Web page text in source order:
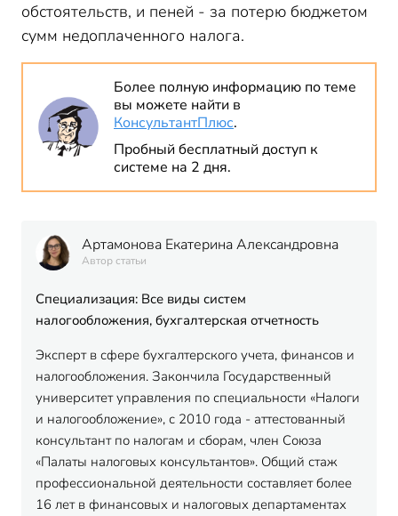
обстоятельств, и пеней - за потерю бюджетом
сумм недоплаченного налога.
Более полную информацию по теме
вы можете найти в
КонсультантПлюс.
Пробный бесплатный доступ к
системе на 2 дня.
Артамонова Екатерина Александровна
Автор статьи
Специализация: Все виды систем
налогообложения, бухгалтерская отчетность
Эксперт в сфере бухгалтерского учета, финансов и
налогообложения. Закончила Государственный
университет управления по специальности «Налоги
и налогообложение», с 2010 года - аттестованный
консультант по налогам и сборам, член Союза
«Палаты налоговых консультантов». Общий стаж
профессиональной деятельности составляет более
16 лет в финансовых и налоговых департаментах